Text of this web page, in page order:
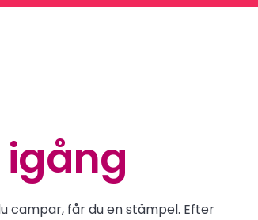
igång
campar, får du en stämpel. Efter